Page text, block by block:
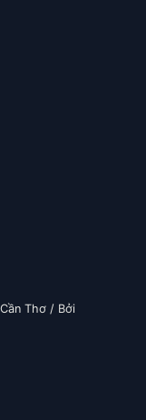
Thơ / Bởi